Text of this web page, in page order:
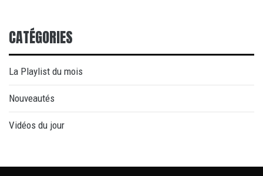
CATÉGORIES
La Playlist du mois
Nouveautés
Vidéos du jour